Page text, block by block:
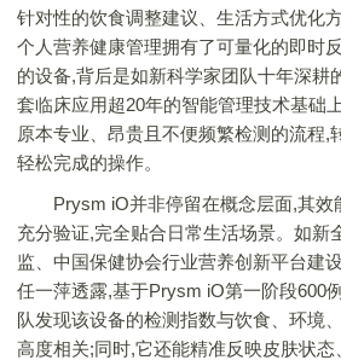
针对性的饮食调整建议、生活方式优化
个人营养健康管理拥有了可量化的即时
的设备,背后是如新科学家团队十年深
套临床应用超20年的智能管理技术基础
原本专业、昂贵且不便频繁检测的流程,
轻松完成的操作。
Prysm iO并非停留在概念层面,其效
充分验证,完全贴合日常生活场景。如新
监、中国保健协会行业营养创新平台建
任一萍透露,基于Prysm iO第一阶段600
队发现该设备的检测指数与饮食、环境
高度相关;同时,它还能精准反映皮肤状